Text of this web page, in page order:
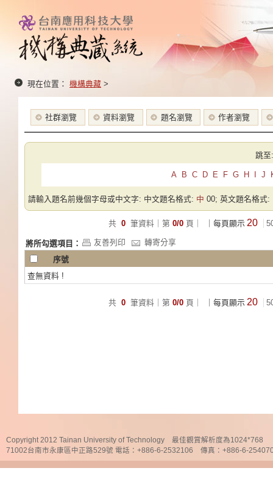
現在位置： 機構典藏 >
社群瀏覽 資料瀏覽 題名瀏覽 作者瀏覽
跳至:
A B C D E F G H J
請輸入題名前幾個字母或中文字: 中文題名格式: 中 00; 英文題名格式:
共 0 筆資料｜第 0/0 頁｜ ｜每頁顯示 20
將所勾選項目： 友善列印
轉寄分享
序號
查無資料 !
共 0 筆資料｜第 0/0 頁｜ ｜每頁顯示 20
Copyright 2012 Tainan University of Technology 最佳觀賞解析度為1024*768
71002台南市永康區中正路529號 電話：+886-6-2532106 傳真：+886-6-